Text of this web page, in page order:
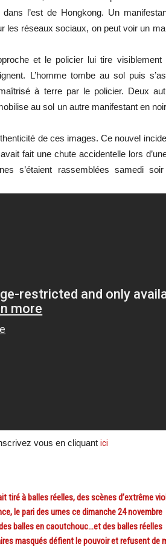
l’est de Hongkong. Un
les réseaux sociaux, on peut voir un
et le policier lui tire
L’homme tombe au sol puis
à terre par le policier. Deux
au sol un autre manifestant en
de ces images. Ce nouvel
fait une chute accidentelle lors
s’étaient rassemblées samedi
vous en cliquant ici
tiré à balles réelles, des scènes d’extrême
le pari des urnes ce dimanche 24 novembre
balles en caoutchouc…et des balles réelles
masqués défient le pouvoir et refusent de